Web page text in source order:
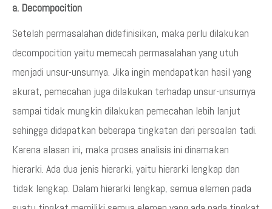
a. Decompocition
Setelah permasalahan didefinisikan, maka perlu dilakukan
decompocition yaitu memecah permasalahan yang utuh
menjadi unsur-unsurnya. Jika ingin mendapatkan hasil yang
akurat, pemecahan juga dilakukan terhadap unsur-unsurnya
sampai tidak mungkin dilakukan pemecahan lebih lanjut
sehingga didapatkan beberapa tingkatan dari persoalan tadi.
Karena alasan ini, maka proses analisis ini dinamakan
hierarki. Ada dua jenis hierarki, yaitu hierarki lengkap dan
tidak lengkap. Dalam hierarki lengkap, semua elemen pada